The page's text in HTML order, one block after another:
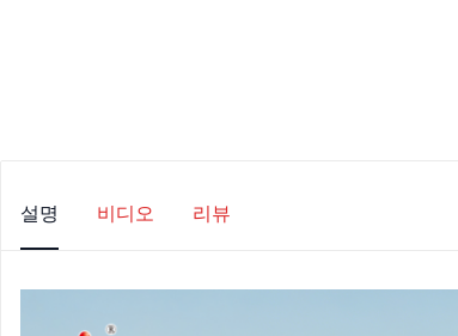
설명 비디오 리뷰